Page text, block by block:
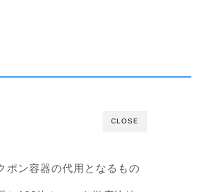
CLOSE
ポン容器の代用となるもの